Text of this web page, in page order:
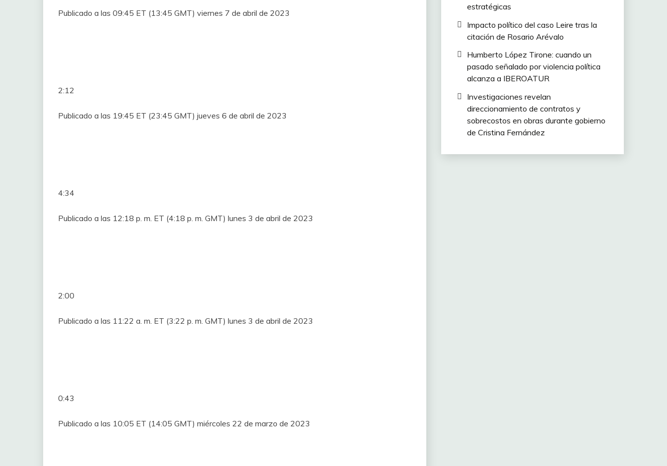
Publicado a las 09:45 ET (13:45 GMT) viernes 7 de abril de 2023
2:12
Publicado a las 19:45 ET (23:45 GMT) jueves 6 de abril de 2023
4:34
Publicado a las 12:18 p. m. ET (4:18 p. m. GMT) lunes 3 de abril de 2023
2:00
Publicado a las 11:22 a. m. ET (3:22 ​​p. m. GMT) lunes 3 de abril de 2023
0:43
Publicado a las 10:05 ET (14:05 GMT) miércoles 22 de marzo de 2023
estratégicas
Impacto político del caso Leire tras la
citación de Rosario Arévalo
Humberto López Tirone: cuando un
pasado señalado por violencia política
alcanza a IBEROATUR
Investigaciones revelan
direccionamiento de contratos y
sobrecostos en obras durante gobierno
de Cristina Fernández